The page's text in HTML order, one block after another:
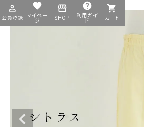
帯
小物
着物 帯 羽織
perm_identity
会員登録
favorite
マイペー
ジ
storefront
SHOP
help
利用ガイ
ド
shopping_cart
カート
会員登録